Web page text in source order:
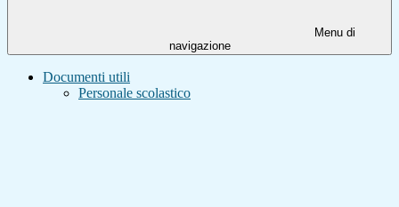
Menu di
navigazione
Documenti utili
Personale scolastico